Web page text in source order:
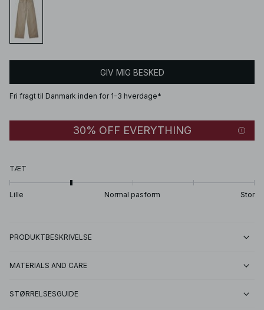
GIV MIG BESKED
Fri fragt til Danmark inden for 1-3 hverdage*
30% OFF EVERYTHING
TÆT
Lille Normal pasform Stor
PRODUKTBESKRIVELSE
MATERIALS AND CARE
STØRRELSESGUIDE